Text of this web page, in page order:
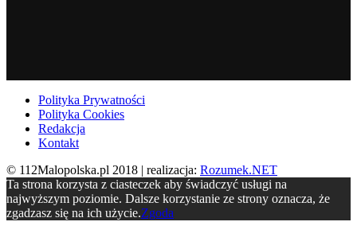
Polityka Prywatności
Polityka Cookies
Redakcja
Kontakt
© 112Malopolska.pl 2018 | realizacja: Rozumek.NET
Ta strona korzysta z ciasteczek aby świadczyć usługi na
najwyższym poziomie. Dalsze korzystanie ze strony oznacza, że
zgadzasz się na ich użycie.Zgoda